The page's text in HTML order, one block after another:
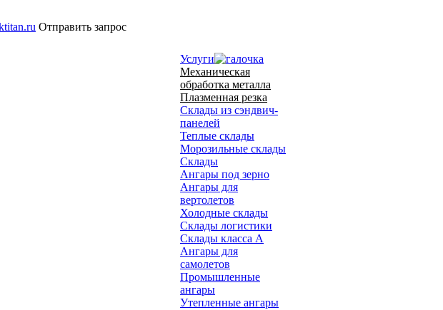
Отправить запрос
Услуги
Механическая
обработка металла
Плазменная резка
Склады из сэндвич-
панелей
Теплые склады
Морозильные склады
Склады
Ангары под зерно
Ангары для
вертолетов
Холодные склады
Склады логистики
Склады класса А
Ангары для
самолетов
Промышленные
ангары
Утепленные ангары